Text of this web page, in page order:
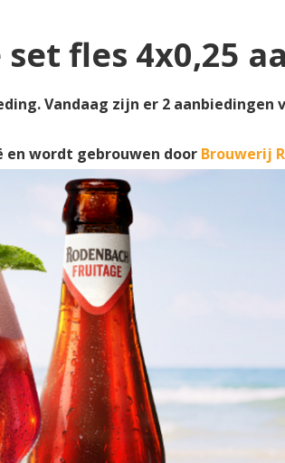
fles 4x0,25
Vandaag zijn er 2 aanbiedingen
en wordt gebrouwen door Brouwerij